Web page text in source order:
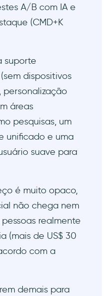
A/B com IA e
(CMD+K
suporte
dispositivos
personalização
áreas
pesquisas, um
unificado e uma
suave para
é muito opaco,
não chega nem
realmente
(mais de US$ 30
com a
demais para